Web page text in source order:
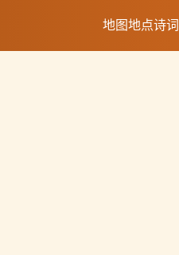
地图地点诗词